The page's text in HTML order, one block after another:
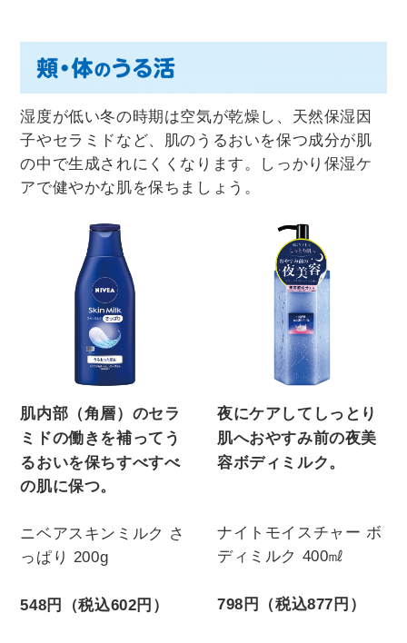
湿度が低い冬の時期は空気が乾燥し、天然保湿因
子やセラミドなど、肌のうるおいを保つ成分が肌
の中で生成されにくくなります。しっかり保湿ケ
アで健やかな肌を保ちましょう。
肌内部（角層）のセラ
ミドの働きを補ってう
るおいを保ちすべすべ
の肌に保つ。
ニベアスキンミルク さ
っぱり 200g
548円（税込602円）
夜にケアしてしっとり
肌へおやすみ前の夜美
容ボディミルク。
ナイトモイスチャー ボ
ディミルク 400㎖
798円（税込877円）